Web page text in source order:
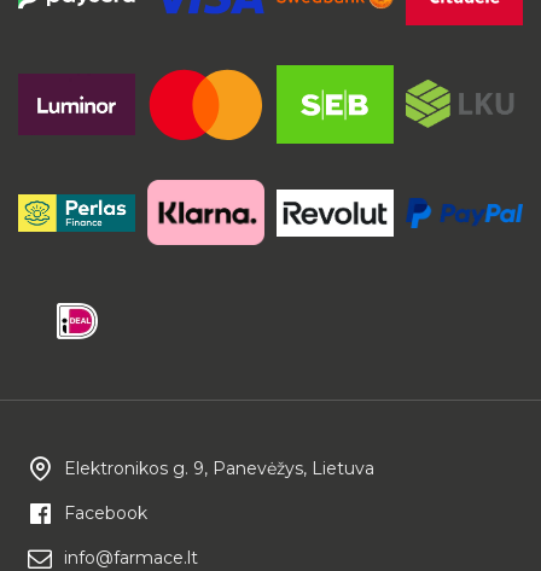
Elektronikos g. 9, Panevėžys, Lietuva
Facebook
info@farmace.lt